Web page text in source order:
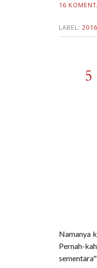
16
LABEL: 2016
Namanya
Pernah-